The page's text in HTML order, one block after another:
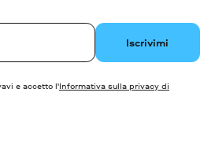
Iscrivimi
e accetto l'Informativa sulla privacy di